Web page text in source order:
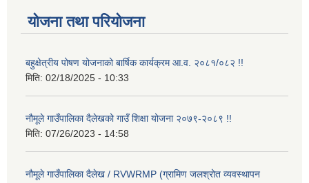
योजना तथा परियोजना
बहुक्षेत्रीय पोषण योजनाको बार्षिक कार्यक्रम आ.व. २०८१/०८२ !!
मिति: 02/18/2025 - 10:33
नौमूले गाउँपालिका दैलेखको गाउँ शिक्षा योजना २०७९-२०८९ !!
मिति: 07/26/2023 - 14:58
नौमूले गाउँपालिका दैलेख / RVWRMP (ग्रामिण जलश्रोत व्यवस्थापन